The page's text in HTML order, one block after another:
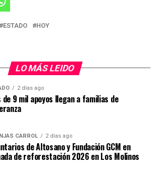
ESTADO HOY
LO MÁS LEIDO
2 días ago
de 9 mil apoyos llegan a familias de
CARROL 2 días ago
de Altosano y Fundación GCM en
de reforestación 2026 en Los Molinos